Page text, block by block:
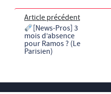
Article précédent
[News-Pros] 3
mois d’absence
pour Ramos ? (Le
Parisien)